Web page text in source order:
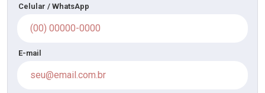
Celular / WhatsApp
E-mail